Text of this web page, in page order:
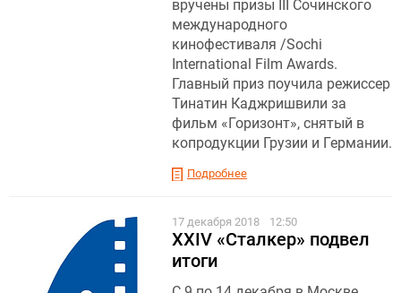
вручены призы III Сочинского
международного
кинофестиваля /Sochi
International Film Awards.
Главный приз поучила режиссер
Тинатин Каджришвили за
фильм «Горизонт», снятый в
копродукции Грузии и Германии.
Подробнее
17 декабря 2018 12:50
XXIV «Сталкер» подвел
итоги